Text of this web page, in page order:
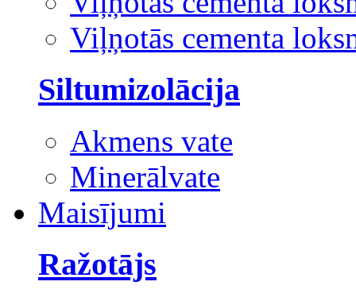
Viļņotās cementa
Siltumizolācija
Akmens vate
Minerālvate
Maisījumi
Ražotājs